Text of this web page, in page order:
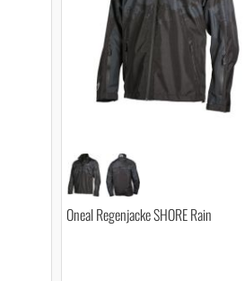
Oneal Regenjacke SHORE Rain